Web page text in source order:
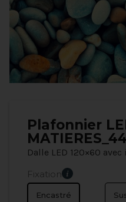
Plafonnier
MATIERES_44
Dalle LED 120×60
Fixation
Encastré